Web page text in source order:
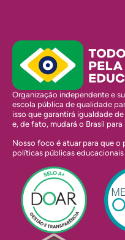
Organização independente e
escola pública de qualidade
isso que garantirá igualdade
e, de fato, mudará o Brasil para
Nosso foco é atuar para que
políticas públicas